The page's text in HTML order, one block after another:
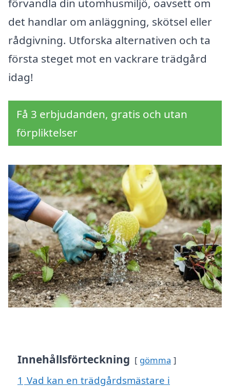
förvandla din utomhusmiljö, oavsett om
det handlar om anläggning, skötsel eller
rådgivning. Utforska alternativen och ta
första steget mot en vackrare trädgård
idag!
Få 3 erbjudanden, gratis och utan
förpliktelser
Innehållsförteckning gömma
1 Vad kan en trädgårdsmästare i